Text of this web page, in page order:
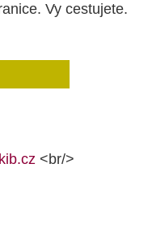
Vy cestujete.
<br/>